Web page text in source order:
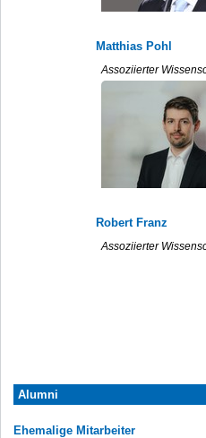
Matthias Pohl
Assoziierter
Robert Franz
Assoziierter
Alumni
Ehemalige Mitarbeiter